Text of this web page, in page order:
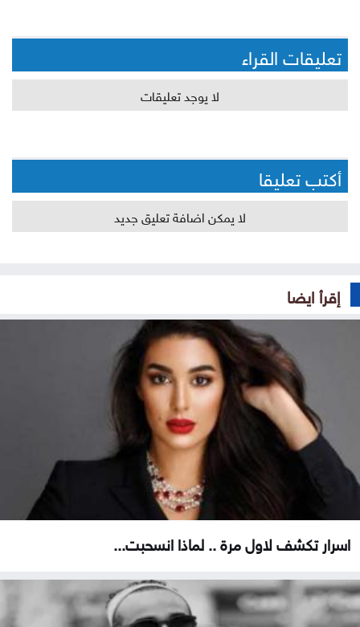
تعليقات القراء
لا يوجد تعليقات
أكتب تعليقا
لا يمكن اضافة تعليق جديد
إقرأ ايضا
اسرار تكشف لاول مرة .. لماذا انسحبت...